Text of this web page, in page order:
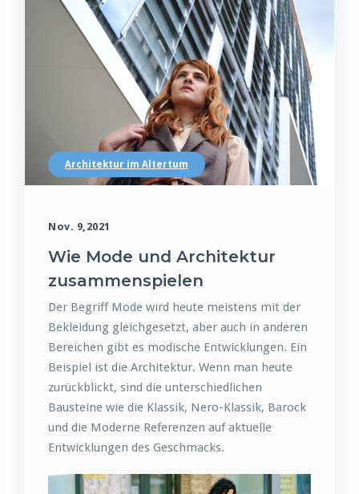
Architektur im Altertum
Nov. 9,2021
Wie Mode und Architektur
zusammenspielen
Der Begriff Mode wird heute meistens mit der
Bekleidung gleichgesetzt, aber auch in anderen
Bereichen gibt es modische Entwicklungen. Ein
Beispiel ist die Architektur. Wenn man heute
zurückblickt, sind die unterschiedlichen
Bausteine wie die Klassik, Nero-Klassik, Barock
und die Moderne Referenzen auf aktuelle
Entwicklungen des Geschmacks.